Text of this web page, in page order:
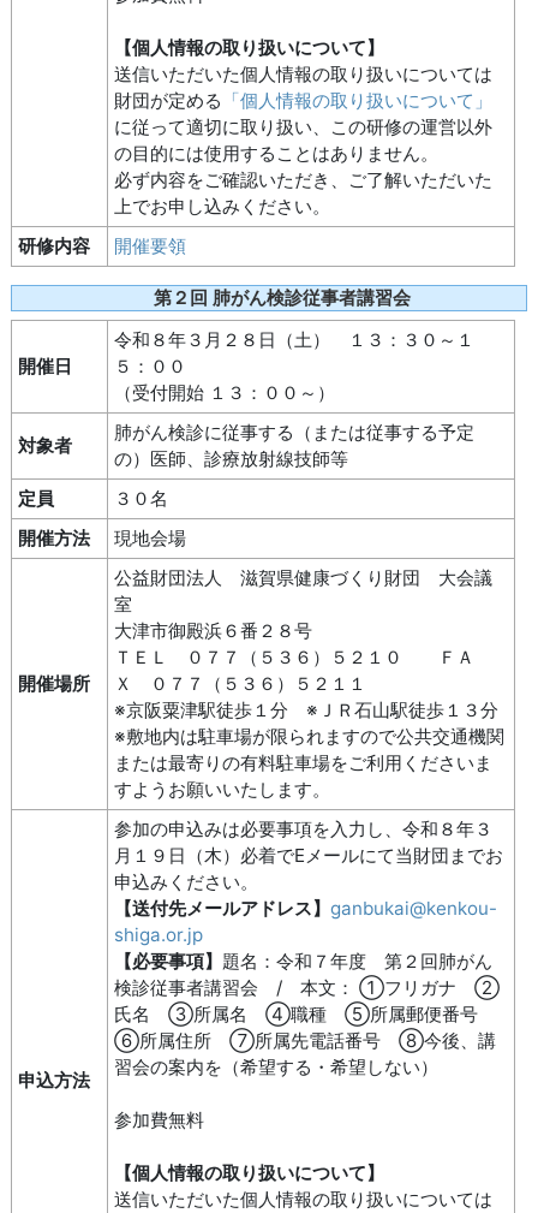
【個人情報の取り扱いについて】
送信いただいた個人情報の取り扱いについては
財団が定める 「個人情報の取り扱いについて」
に従って適切に取り扱い、この研修の運営以外
の目的には使用することはありません。
必ず内容をご確認いただき、ご了解いただいた
上でお申し込みください。
研修内容
開催要領
第２回 肺がん検診従事者講習会
開催日
令和８年３月２８日（土） １３：３０～１
５：００
（受付開始 １３：００～）
対象者
肺がん検診に従事する（または従事する予定
の）医師、診療放射線技師等
定員
３０名
開催方法
現地会場
開催場所
公益財団法人 滋賀県健康づくり財団 大会議
室
大津市御殿浜６番２８号
ＴＥＬ ０７７（５３６）５２１０ ＦＡ
Ｘ ０７７（５３６）５２１１
※京阪粟津駅徒歩１分 ※ＪＲ石山駅徒歩１３分
※敷地内は駐車場が限られますので公共交通機関
または最寄りの有料駐車場をご利用くださいま
すようお願いいたします。
申込方法
参加の申込みは必要事項を入力し、令和８年３
月１９日（木）必着でEメールにて当財団までお
申込みください。
【送付先メールアドレス】ganbukai@kenkou-
shiga.or.jp
【必要事項】 題名：令和７年度 第２回肺がん
検診従事者講習会 / 本文： ①フリガナ ②
氏名 ③所属名 ④職種 ⑤所属郵便番号
⑥所属住所 ⑦所属先電話番号 ⑧今後、講
習会の案内を（希望する・希望しない）
参加費無料
【個人情報の取り扱いについて】
送信いただいた個人情報の取り扱いについては